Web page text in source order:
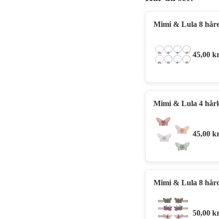
Mimi & Lula 8
45,00
Mimi & Lula 4
45,00
Mimi & Lula 8
50,00